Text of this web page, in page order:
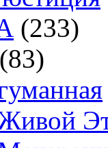
(233)
(83)